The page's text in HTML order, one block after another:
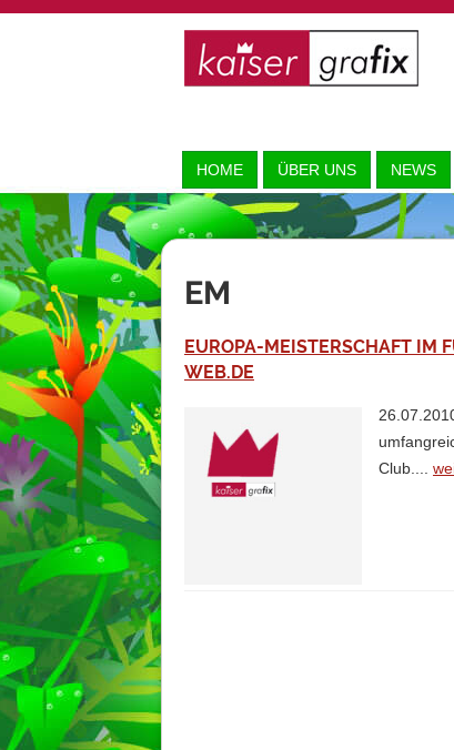
HOME ÜBER UNS NEWS
EM
EUROPA-MEISTERSCHAFT IM
EB.DE
Club....